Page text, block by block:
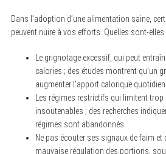
Dans l’adoption d’une alimentation saine,
peuvent nuire à vos efforts. Quelles sont-
Le grignotage excessif, qui peut
calories ; des études montrent qu’un
augmenter l’apport calorique
Les régimes restrictifs qui limitent
insoutenables ; des recherches
régimes sont abandonnés.
Ne pas écouter ses signaux de faim et
mauvaise régulation des portions,